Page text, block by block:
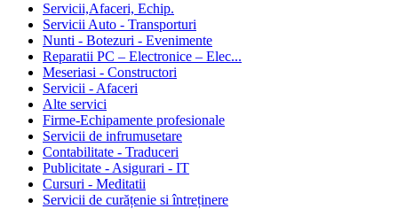
Servicii,Afaceri, Echip.
Servicii Auto - Transporturi
Nunti - Botezuri - Evenimente
Reparatii PC – Electronice – Elec...
Meseriasi - Constructori
Servicii - Afaceri
Alte servici
Firme-Echipamente profesionale
Servicii de infrumusetare
Contabilitate - Traduceri
Publicitate - Asigurari - IT
Cursuri - Meditatii
Servicii de curățenie si întreținere